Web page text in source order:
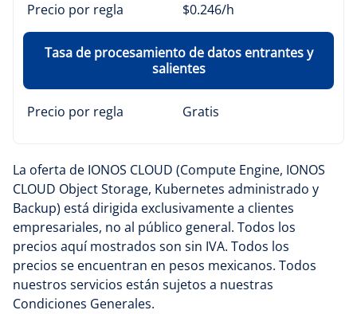
Precio por regla $0.246/h
Tasa de procesamiento de datos entrantes y
salientes
Precio por regla Gratis
La oferta de IONOS CLOUD (Compute Engine, IONOS
CLOUD Object Storage, Kubernetes administrado y
Backup) está dirigida exclusivamente a clientes
empresariales, no al público general. Todos los
precios aquí mostrados son sin IVA. Todos los
precios se encuentran en pesos mexicanos. Todos
nuestros servicios están sujetos a nuestras
Condiciones Generales.